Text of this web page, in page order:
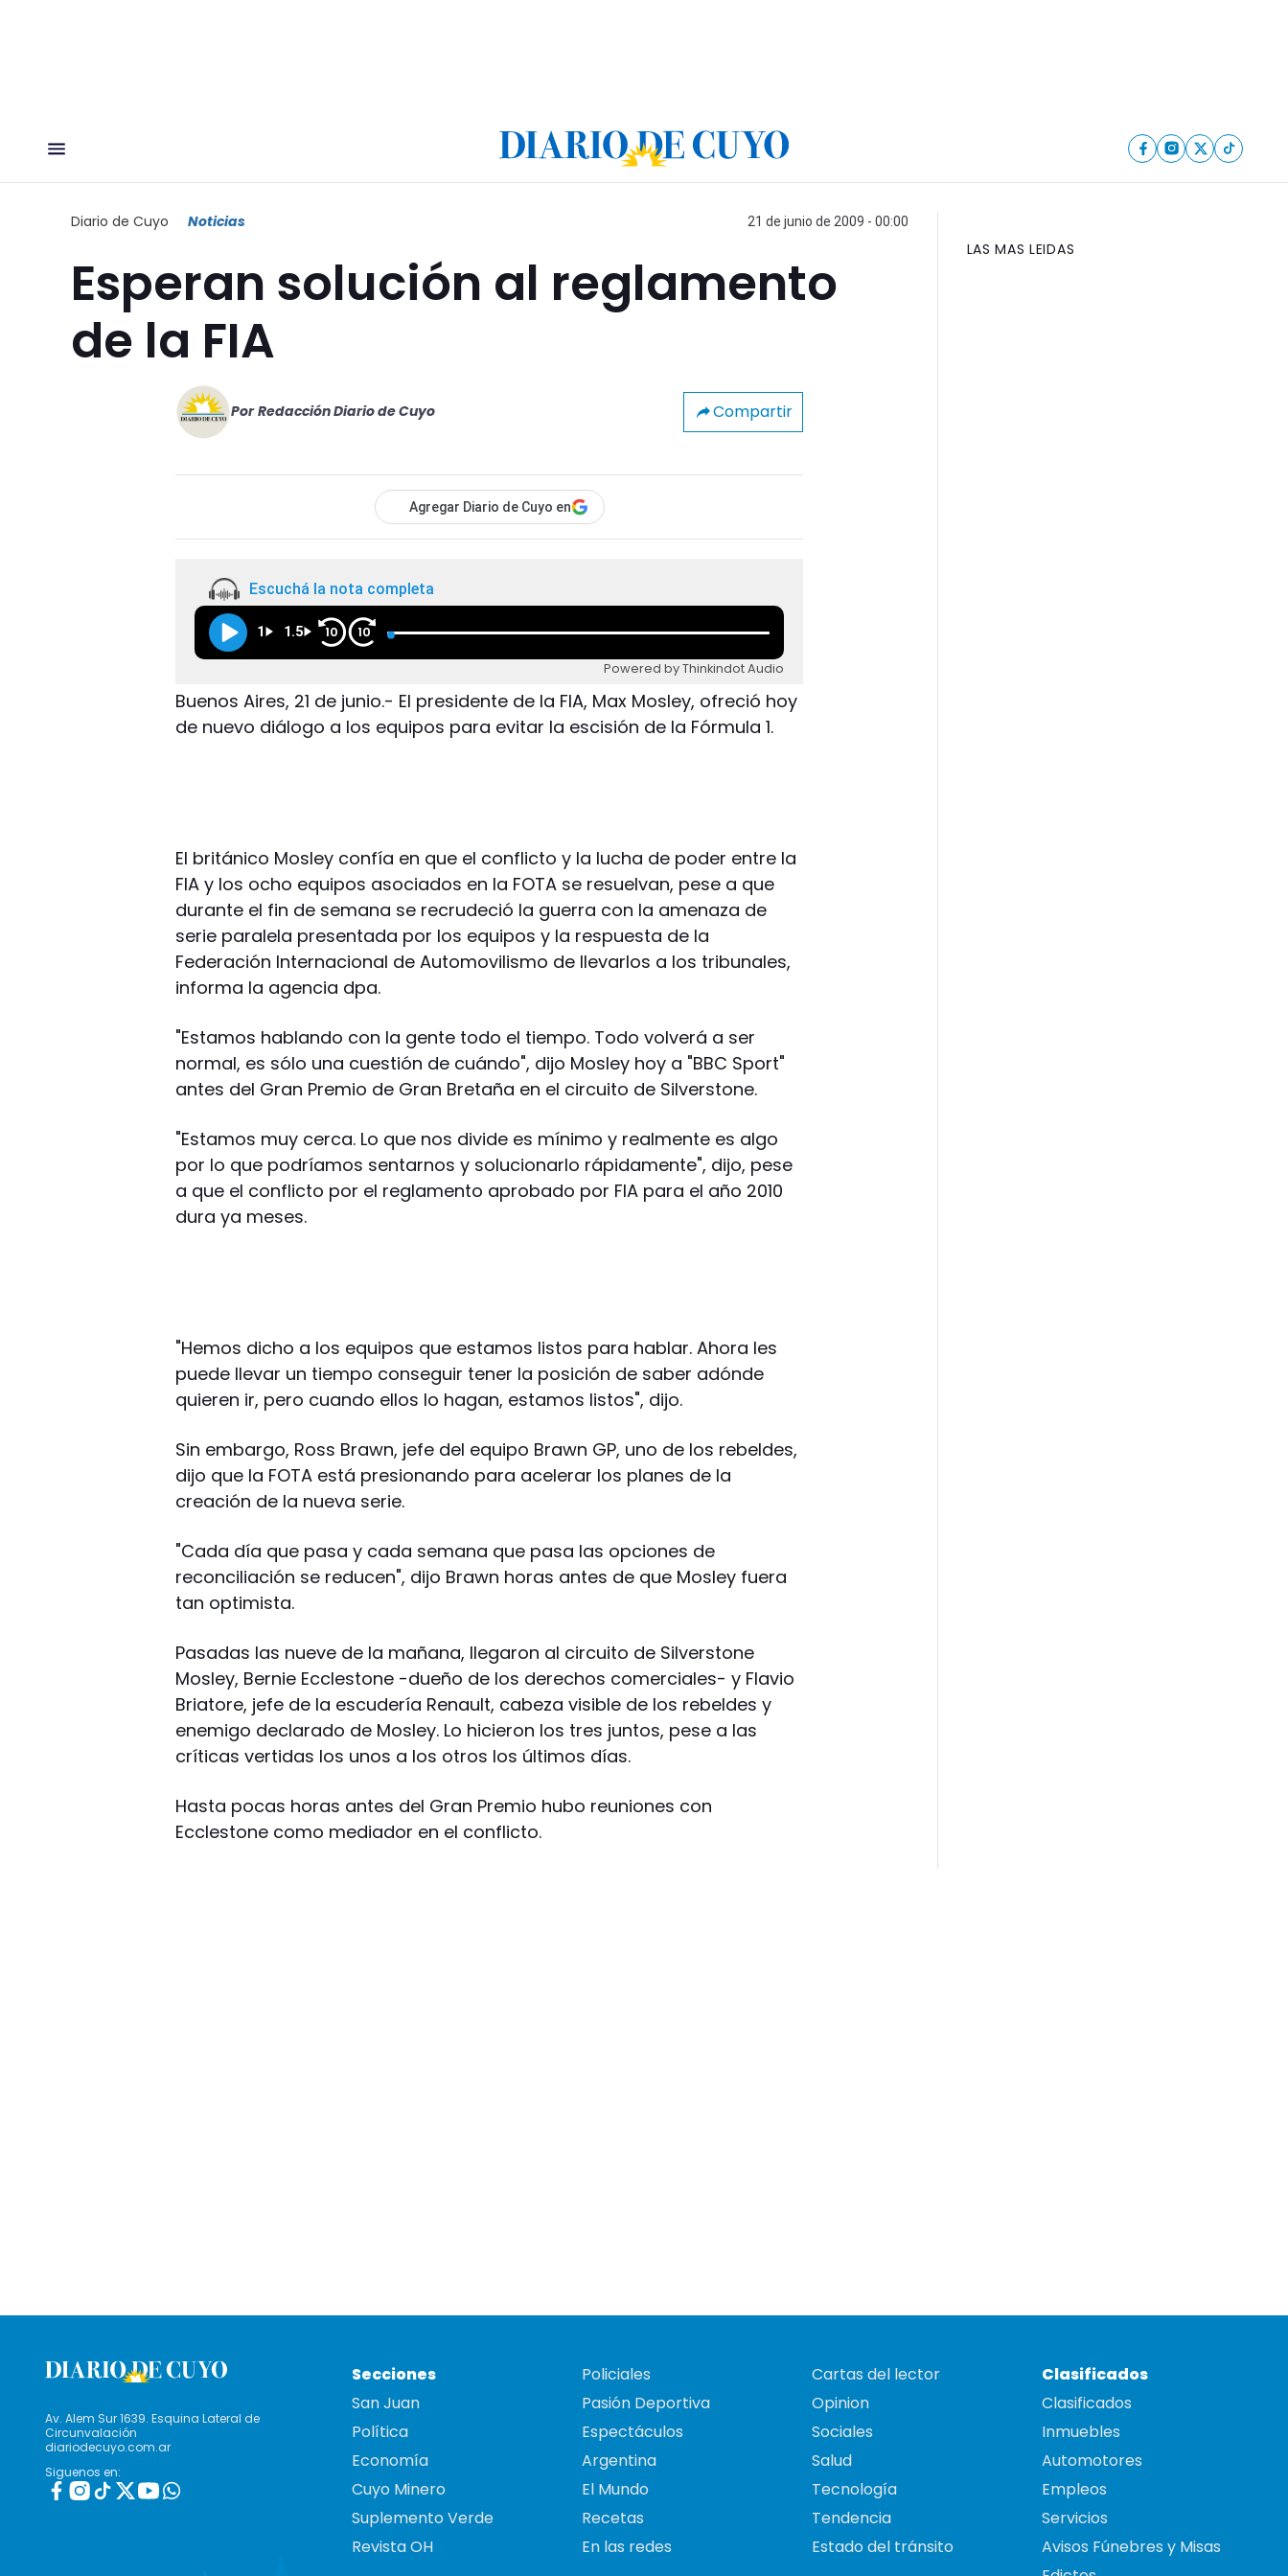
Diario de Cuyo Noticias 21 de junio de 2009 - 00:00
Esperan solución al reglamento
de la FIA
Por Redacción Diario de Cuyo Compartir
Agregar Diario de Cuyo en
Escuchá la nota completa
1 1.5 10 10
Powered by Thinkindot Audio
Buenos Aires, 21 de junio.- El presidente de la FIA, Max Mosley, ofreció hoy
de nuevo diálogo a los equipos para evitar la escisión de la Fórmula 1.
El británico Mosley confía en que el conflicto y la lucha de poder entre la
FIA y los ocho equipos asociados en la FOTA se resuelvan, pese a que
durante el fin de semana se recrudeció la guerra con la amenaza de
serie paralela presentada por los equipos y la respuesta de la
Federación Internacional de Automovilismo de llevarlos a los tribunales,
informa la agencia dpa.
"Estamos hablando con la gente todo el tiempo. Todo volverá a ser
normal, es sólo una cuestión de cuándo", dijo Mosley hoy a "BBC Sport"
antes del Gran Premio de Gran Bretaña en el circuito de Silverstone.
"Estamos muy cerca. Lo que nos divide es mínimo y realmente es algo
por lo que podríamos sentarnos y solucionarlo rápidamente", dijo, pese
a que el conflicto por el reglamento aprobado por FIA para el año 2010
dura ya meses.
"Hemos dicho a los equipos que estamos listos para hablar. Ahora les
puede llevar un tiempo conseguir tener la posición de saber adónde
quieren ir, pero cuando ellos lo hagan, estamos listos", dijo.
Sin embargo, Ross Brawn, jefe del equipo Brawn GP, uno de los rebeldes,
dijo que la FOTA está presionando para acelerar los planes de la
creación de la nueva serie.
"Cada día que pasa y cada semana que pasa las opciones de
reconciliación se reducen", dijo Brawn horas antes de que Mosley fuera
tan optimista.
Pasadas las nueve de la mañana, llegaron al circuito de Silverstone
Mosley, Bernie Ecclestone -dueño de los derechos comerciales- y Flavio
Briatore, jefe de la escudería Renault, cabeza visible de los rebeldes y
enemigo declarado de Mosley. Lo hicieron los tres juntos, pese a las
críticas vertidas los unos a los otros los últimos días.
Hasta pocas horas antes del Gran Premio hubo reuniones con
Ecclestone como mediador en el conflicto.
LAS MAS LEIDAS
Av. Alem Sur 1639. Esquina Lateral de
Circunvalación
diariodecuyo.com.ar
Siguenos en:
Secciones
San Juan
Política
Economía
Cuyo Minero
Suplemento Verde
Revista OH
Policiales
Pasión Deportiva
Espectáculos
Argentina
El Mundo
Recetas
En las redes
Cartas del lector
Opinion
Sociales
Salud
Tecnología
Tendencia
Estado del tránsito
Clasificados
Clasificados
Inmuebles
Automotores
Empleos
Servicios
Avisos Fúnebres y Misas